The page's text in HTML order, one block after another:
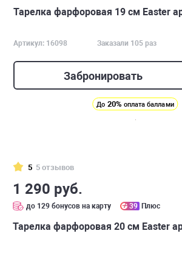
Тарелка фарфоровая 19 см Easter
Артикул: 16098 Заказали 105 раз
Забронировать
До 20% оплата баллами
5 5 отзывов
1 290 руб.
до 129 бонусов на карту 39 Плюс
Тарелка фарфоровая 20 см Easter